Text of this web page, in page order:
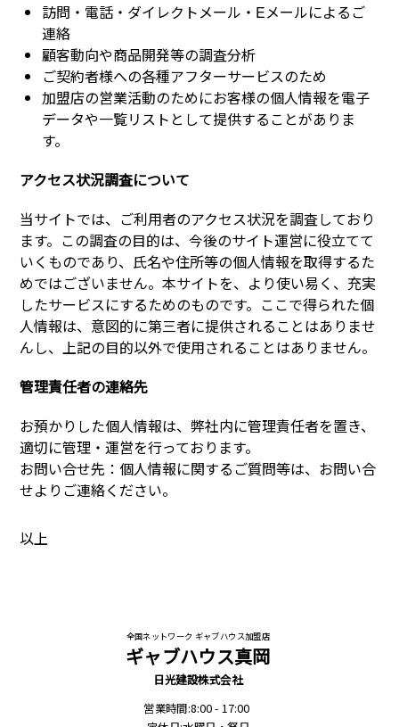
訪問・電話・ダイレクトメール・Eメールによるご
連絡
顧客動向や商品開発等の調査分析
ご契約者様への各種アフターサービスのため
加盟店の営業活動のためにお客様の個人情報を電子
データや一覧リストとして提供することがありま
す。
アクセス状況調査について
当サイトでは、ご利用者のアクセス状況を調査しており
ます。この調査の目的は、今後のサイト運営に役立てて
いくものであり、氏名や住所等の個人情報を取得するた
めではございません。本サイトを、より使い易く、充実
したサービスにするためのものです。ここで得られた個
人情報は、意図的に第三者に提供されることはありませ
んし、上記の目的以外で使用されることはありません。
管理責任者の連絡先
お預かりした個人情報は、弊社内に管理責任者を置き、
適切に管理・運営を行っております。
お問い合せ先：個人情報に関するご質問等は、お問い合
せよりご連絡ください。
以上
全国ネットワーク ギャブハウス加盟店
ギャブハウス真岡
日光建設株式会社
営業時間:8:00 - 17:00